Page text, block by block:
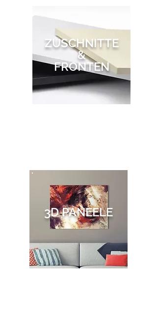
ZUSCHNITTE
&
FRONTEN
3D PANEELE